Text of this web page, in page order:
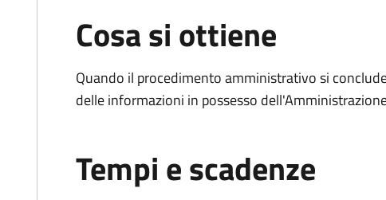
Cosa si ottiene
Quando il procedimento amministrativo si
delle informazioni in possesso
Tempi e scadenze